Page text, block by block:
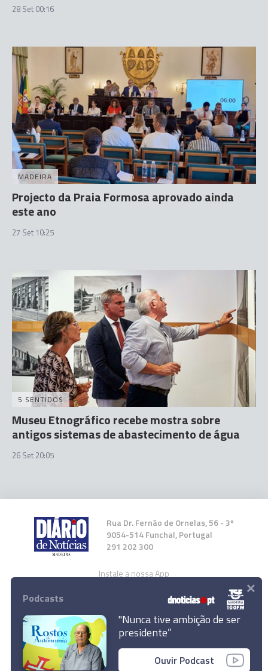
Casa do Voluntário desenvolve projecto CODIS
com população sem-abrigo
28 Set 00:16
MADEIRA
Projecto da Praia Formosa aprovado ainda
este ano
27 Set 10:25
5 SENTIDOS
Museu Etnográfico recebe mostra sobre
antigos sistemas de abastecimento de água
26 Set 20:05
Rua Dr. Fernão de Ornelas, 56 - 3º
9054-514 Funchal, Portugal
291 202 300
Instale a nossa App
© 2023 Empresa Diário de Notícias, Lda.
Todos os direitos reservados.
Podcasts
"Nunca tive ambição de ser
presidente”
Ouvir Podcast
×